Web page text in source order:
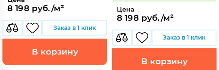
8 198 руб./м²
Заказ в 1 клик
В корзину
Цена
8 198 руб./м²
Заказ в 1 клик
В корзину